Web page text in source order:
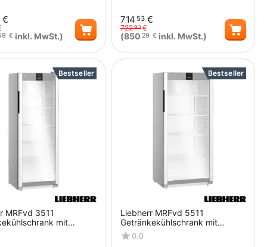
€
€ inkl. MwSt.)
714 53 €
72293€
(850 29 € inkl. MwSt.)
Bestseller
MRFvd 3511
mit
Display und LED
Bestseller
Liebherr MRFvd 5511
Getränkekühlschrank mit
Glastür, Display und LED
Lichtsäule
0.0